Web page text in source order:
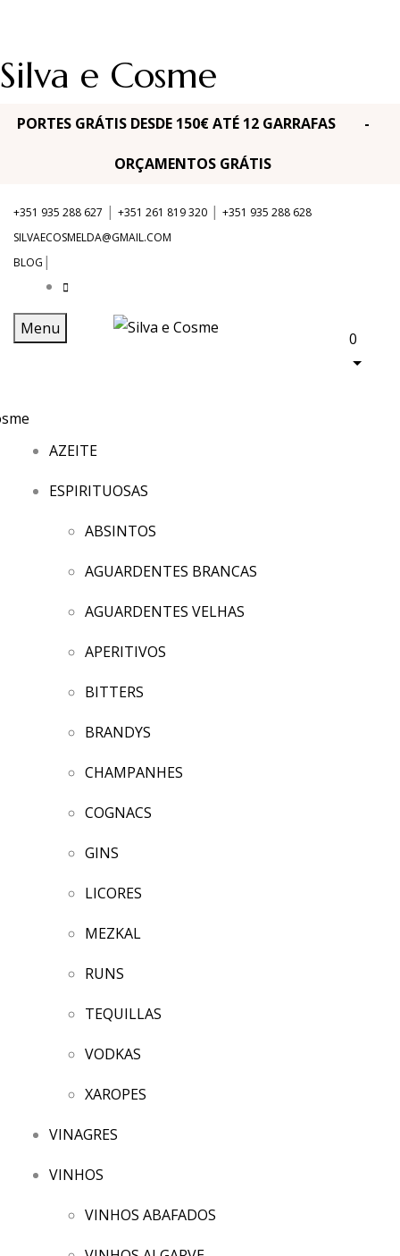
Silva e Cosme
PORTES GRÁTIS DESDE 150€ ATÉ 12 GARRAFAS -
ORÇAMENTOS GRÁTIS
+351 935 288 627 | +351 261 819 320 | +351 935 288 628
SILVAECOSMELDA@GMAIL.COM
BLOG |
Menu
0
AZEITE
ESPIRITUOSAS
ABSINTOS
AGUARDENTES BRANCAS
AGUARDENTES VELHAS
APERITIVOS
BITTERS
BRANDYS
CHAMPANHES
COGNACS
GINS
LICORES
MEZKAL
RUNS
TEQUILLAS
VODKAS
XAROPES
VINAGRES
VINHOS
VINHOS ABAFADOS